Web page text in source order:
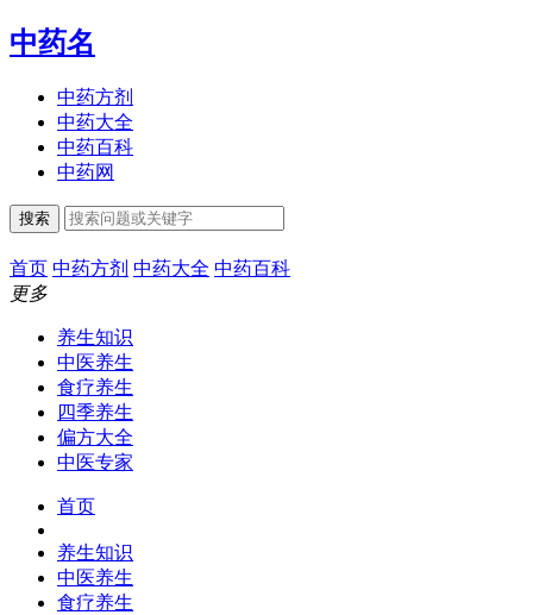
中药名
中药方剂
中药大全
中药百科
中药网
搜索
首页 中药方剂 中药大全 中药百科
更多
养生知识
中医养生
食疗养生
四季养生
偏方大全
中医专家
首页
养生知识
中医养生
食疗养生